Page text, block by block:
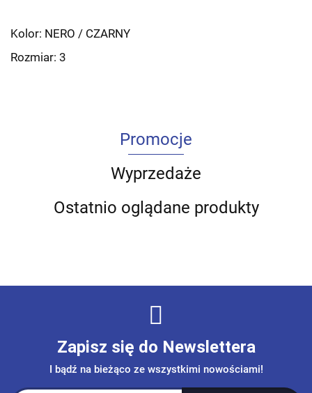
Kolor: NERO / CZARNY
Rozmiar: 3
Promocje
Wyprzedaże
Ostatnio oglądane produkty
Zapisz się do Newslettera
I bądź na bieżąco ze wszystkimi nowościami!